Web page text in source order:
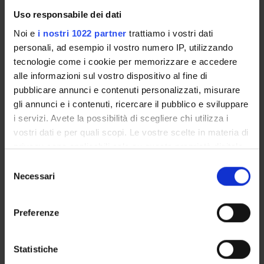
Uso responsabile dei dati
Noi e i nostri 1022 partner trattiamo i vostri dati
personali, ad esempio il vostro numero IP, utilizzando
tecnologie come i cookie per memorizzare e accedere
alle informazioni sul vostro dispositivo al fine di
pubblicare annunci e contenuti personalizzati, misurare
gli annunci e i contenuti, ricercare il pubblico e sviluppare
i servizi. Avete la possibilità di scegliere chi utilizza i
vostri dati e per quali scopi. Le vostre scelte in materia di
privacy sono applicabili solo su questa proprietà digitale
modificare o revocare il proprio consenso in qualsiasi
momento dalla Dichiarazione sui cookie o facendo clic
raccogliere informazioni sulla tua posizione
geografica, con un'approssimazione di qualche
delNecessari
Preferenze
Statistiche
Piani didattici
Bacheca avvisi
Proposte tesi e stage
Organi collegiali e di governo
Docenti
OFFERTA FORMATIVA
CORSI DI STUDIO
DOTTORATI, MASTER E FORMAZIONE SUPERIORE